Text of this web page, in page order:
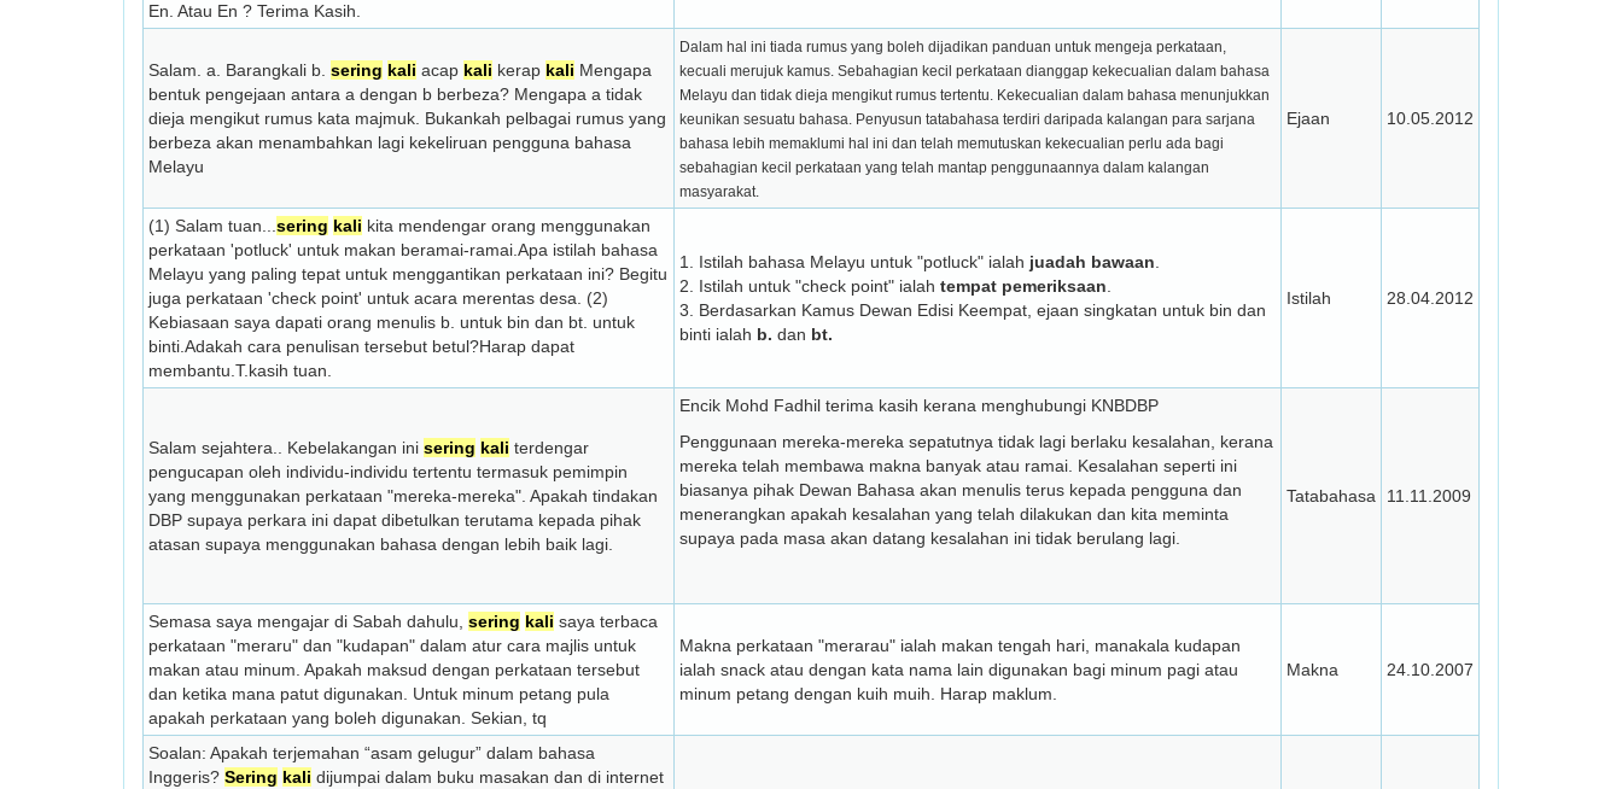
En. Atau En ? Terima Kasih.
Salam. a. Barangkali b. sering kali acap kali kerap kali Mengapa
bentuk pengejaan antara a dengan b berbeza? Mengapa a tidak
dieja mengikut rumus kata majmuk. Bukankah pelbagai rumus yang
berbeza akan menambahkan lagi kekeliruan pengguna bahasa
Melayu
Dalam hal ini tiada rumus yang boleh dijadikan panduan untuk mengeja perkataan,
kecuali merujuk kamus. Sebahagian kecil perkataan dianggap kekecualian dalam bahasa
Melayu dan tidak dieja mengikut rumus tertentu. Kekecualian dalam bahasa menunjukkan
keunikan sesuatu bahasa. Penyusun tatabahasa terdiri daripada kalangan para sarjana
bahasa lebih memaklumi hal ini dan telah memutuskan kekecualian perlu ada bagi
sebahagian kecil perkataan yang telah mantap penggunaannya dalam kalangan
masyarakat.
Ejaan 10.05.2012
(1) Salam tuan... sering kali kita mendengar orang menggunakan
perkataan 'potluck' untuk makan beramai-ramai.Apa istilah bahasa
Melayu yang paling tepat untuk menggantikan perkataan ini? Begitu
juga perkataan 'check point' untuk acara merentas desa. (2)
Kebiasaan saya dapati orang menulis b. untuk bin dan bt. untuk
binti.Adakah cara penulisan tersebut betul?Harap dapat
membantu.T.kasih tuan.
1. Istilah bahasa Melayu untuk "potluck" ialah juadah bawaan
2. Istilah untuk "check point" ialah tempat pemeriksaan
3. Berdasarkan Kamus Dewan Edisi Keempat, ejaan singkatan untuk bin dan
binti ialah b. dan bt.
Istilah 28.04.2012
Salam sejahtera.. Kebelakangan ini sering kali terdengar
pengucapan oleh individu-individu tertentu termasuk pemimpin
yang menggunakan perkataan "mereka-mereka". Apakah tindakan
DBP supaya perkara ini dapat dibetulkan terutama kepada pihak
atasan supaya menggunakan bahasa dengan lebih baik lagi.
Encik Mohd Fadhil terima kasih kerana menghubungi KNBDBP
Penggunaan mereka-mereka sepatutnya tidak lagi berlaku kesalahan, kerana
mereka telah membawa makna banyak atau ramai. Kesalahan seperti ini
biasanya pihak Dewan Bahasa akan menulis terus kepada pengguna dan
menerangkan apakah kesalahan yang telah dilakukan dan kita meminta
supaya pada masa akan datang kesalahan ini tidak berulang lagi.
Tatabahasa 11.11.2009
Semasa saya mengajar di Sabah dahulu, sering kali saya terbaca
perkataan "meraru" dan "kudapan" dalam atur cara majlis untuk
makan atau minum. Apakah maksud dengan perkataan tersebut
dan ketika mana patut digunakan. Untuk minum petang pula
apakah perkataan yang boleh digunakan. Sekian, tq
Makna perkataan "merarau" ialah makan tengah hari, manakala kudapan
ialah snack atau dengan kata nama lain digunakan bagi minum pagi atau
minum petang dengan kuih muih. Harap maklum.
Makna 24.10.2007
Soalan: Apakah terjemahan “asam gelugur” dalam bahasa
Inggeris? Sering kali dijumpai dalam buku masakan dan di internet